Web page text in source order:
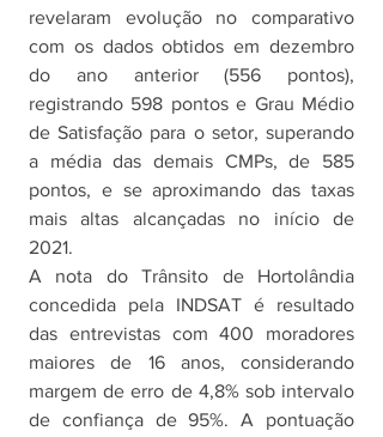
revelaram evolução no comparativo
com os dados obtidos em dezembro
do ano anterior (556 pontos),
registrando 598 pontos e Grau Médio
de Satisfação para o setor, superando
a média das demais CMPs, de 585
pontos, e se aproximando das taxas
mais altas alcançadas no início de
2021.
A nota do Trânsito de Hortolândia
concedida pela INDSAT é resultado
das entrevistas com 400 moradores
maiores de 16 anos, considerando
margem de erro de 4,8% sob intervalo
de confiança de 95%. A pontuação